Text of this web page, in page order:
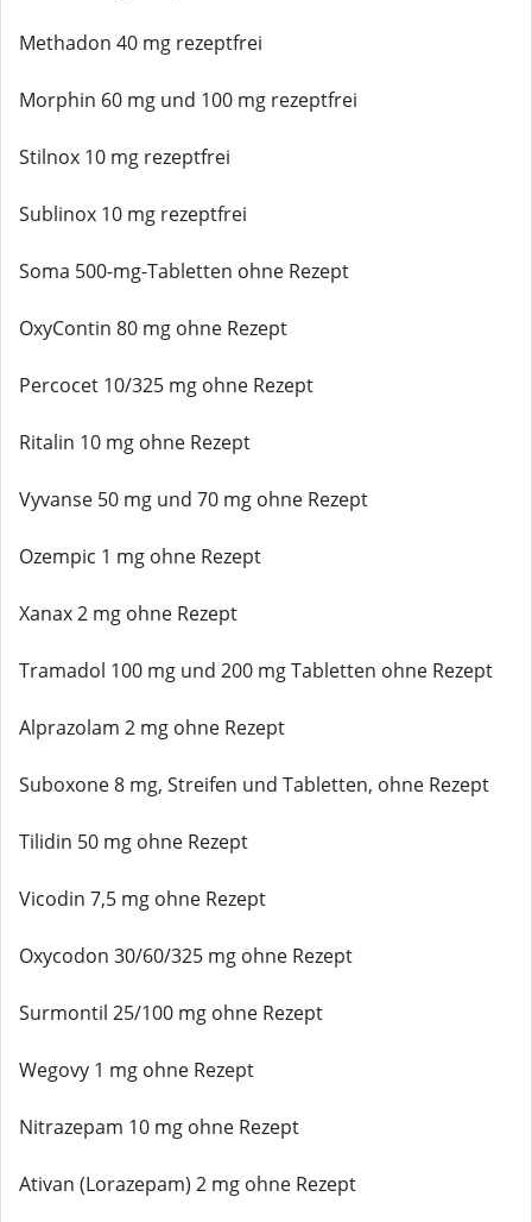
Methadon 40 mg rezeptfrei
Morphin 60 mg und 100 mg rezeptfrei
Stilnox 10 mg rezeptfrei
Sublinox 10 mg rezeptfrei
Soma 500-mg-Tabletten ohne Rezept
OxyContin 80 mg ohne Rezept
Percocet 10/325 mg ohne Rezept
Ritalin 10 mg ohne Rezept
Vyvanse 50 mg und 70 mg ohne Rezept
Ozempic 1 mg ohne Rezept
Xanax 2 mg ohne Rezept
Tramadol 100 mg und 200 mg Tabletten ohne Rezept
Alprazolam 2 mg ohne Rezept
Suboxone 8 mg, Streifen und Tabletten, ohne Rezept
Tilidin 50 mg ohne Rezept
Vicodin 7,5 mg ohne Rezept
Oxycodon 30/60/325 mg ohne Rezept
Surmontil 25/100 mg ohne Rezept
Wegovy 1 mg ohne Rezept
Nitrazepam 10 mg ohne Rezept
Ativan (Lorazepam) 2 mg ohne Rezept